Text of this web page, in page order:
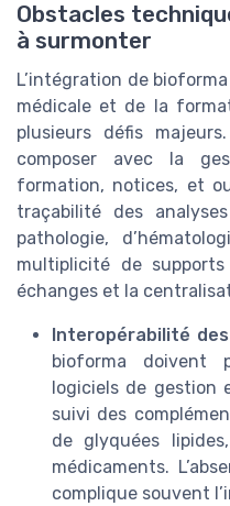
Obstacles
à surmonter
L’intégration de
médicale et de la
plusieurs défis
composer avec la
formation, notices, et
traçabilité des
pathologie,
multiplicité de
échanges et la
Interopérabilité
bioforma doivent
logiciels de gestion
suivi des
de glyquées
médicaments.
complique souvent